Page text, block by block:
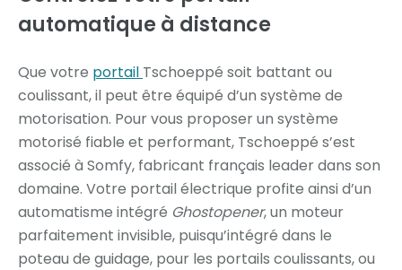
automatique à distance
Que votre portail Tschoeppé soit battant ou
coulissant, il peut être équipé d’un système de
motorisation. Pour vous proposer un système
motorisé fiable et performant, Tschoeppé s’est
associé à Somfy, fabricant français leader dans son
domaine. Votre portail électrique profite ainsi d’un
automatisme intégré Ghostopener, un moteur
parfaitement invisible, puisqu’intégré dans le
poteau de guidage, pour les portails coulissants, ou